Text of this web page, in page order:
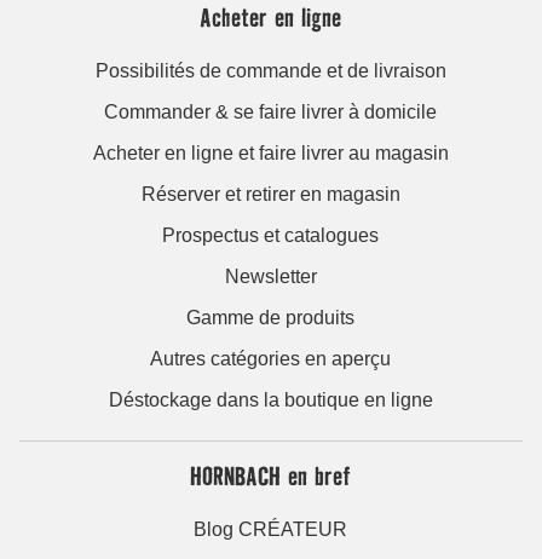
Acheter en ligne
Possibilités de commande et de livraison
Commander & se faire livrer à domicile
Acheter en ligne et faire livrer au magasin
Réserver et retirer en magasin
Prospectus et catalogues
Newsletter
Gamme de produits
Autres catégories en aperçu
Déstockage dans la boutique en ligne
HORNBACH en bref
Blog CRÉATEUR